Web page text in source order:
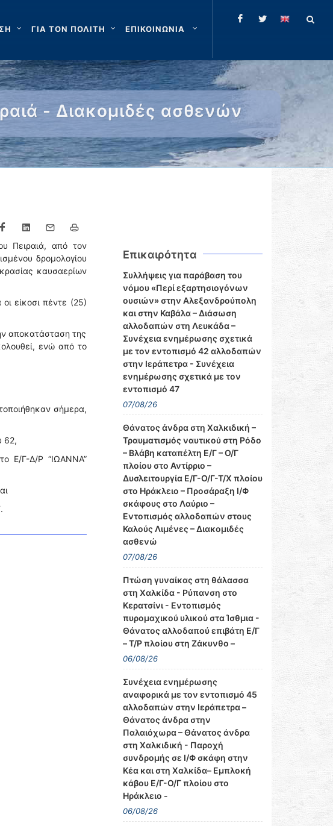
ΓΙΑ ΤΟΝ ΠΟΛΙΤΗ ΕΠΙΚΟΙΝΩΝΙΑ
- Διακομιδές ασθενών
Πειραιά, από τον
δρομολογίου
καυσαερίων
είκοσι πέντε (25)
αποκατάσταση της
ενώ από το
σήμερα,
62,
Ε/Γ-Δ/Ρ “ΙΩΑΝΝΑ”
Επικαιρότητα
Συλλήψεις για παράβαση του
νόμου «Περί εξαρτησιογόνων
ουσιών» στην Αλεξανδρούπολη
και στην Καβάλα – Διάσωση
αλλοδαπών στη Λευκάδα –
Συνέχεια ενημέρωσης σχετικά
με τον εντοπισμό 42 αλλοδαπών
στην Ιεράπετρα - Συνέχεια
ενημέρωσης σχετικά με τον
εντοπισμό 47
07/08/26
Θάνατος άνδρα στη Χαλκιδική –
Τραυματισμός ναυτικού στη Ρόδο
– Βλάβη καταπέλτη Ε/Γ – Ο/Γ
πλοίου στο Αντίρριο –
Δυσλειτουργία Ε/Γ-Ο/Γ-Τ/Χ πλοίου
στο Ηράκλειο – Προσάραξη Ι/Φ
σκάφους στο Λαύριο –
Εντοπισμός αλλοδαπών στους
Καλούς Λιμένες – Διακομιδές
ασθενώ
07/08/26
Πτώση γυναίκας στη θάλασσα
στη Χαλκίδα - Ρύπανση στο
Κερατσίνι - Εντοπισμός
πυρομαχικού υλικού στα Ίσθμια -
Θάνατος αλλοδαπού επιβάτη Ε/Γ
– Τ/Ρ πλοίου στη Ζάκυνθο –
06/08/26
Συνέχεια ενημέρωσης
αναφορικά με τον εντοπισμό 45
αλλοδαπών στην Ιεράπετρα –
Θάνατος άνδρα στην
Παλαιόχωρα – Θάνατος άνδρα
στη Χαλκιδική - Παροχή
συνδρομής σε Ι/Φ σκάφη στην
Κέα και στη Χαλκίδα– Εμπλοκή
κάβου Ε/Γ-Ο/Γ πλοίου στο
Ηράκλειο -
06/08/26